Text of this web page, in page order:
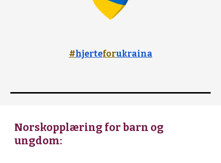
#hjerteforukraina
Norskopplæring for barn og
ungdom: